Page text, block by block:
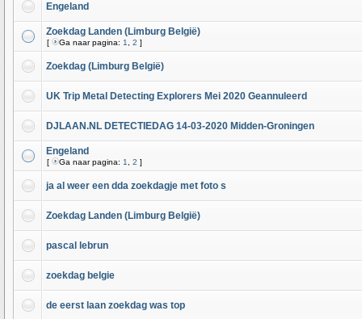
Engeland
Zoekdag Landen (Limburg België)
[ Ga naar pagina: 1 2 ]
Zoekdag (Limburg België)
UK Trip Metal Detecting Explorers Mei 2020 Geannuleerd
DJLAAN.NL DETECTIEDAG 14-03-2020 Midden-Groningen
Engeland
[ Ga naar pagina: 1 2 ]
ja al weer een dda zoekdagje met foto s
Zoekdag Landen (Limburg België)
pascal lebrun
zoekdag belgie
de eerst laan zoekdag was top